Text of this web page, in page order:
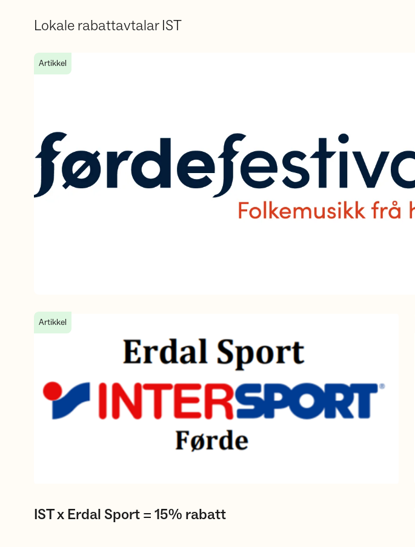
Lokale rabattavtalar IST
IST x Førdefestivalen
Artikkel
IST x Erdal Sport = 15% rabatt
Artikkel
IST x Erdal Sport = 15% rabatt